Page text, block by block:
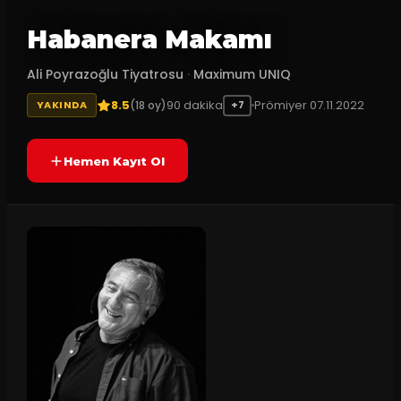
Habanera Makamı
Ali Poyrazoğlu Tiyatrosu · Maximum UNIQ
YAKINDA 8.5(18 oy)90 dakika +7 Prömiyer 07.11.2022
Hemen Kayıt Ol